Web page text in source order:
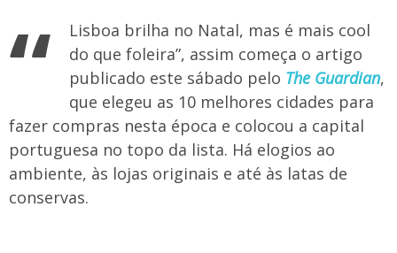
​“
Lisboa brilha no Natal, mas é mais cool
do que foleira”, assim começa o artigo
publicado este sábado pelo The Guardian,
que elegeu as 10 melhores cidades para
fazer compras nesta época e colocou a capital
portuguesa no topo da lista. Há elogios ao
ambiente, às lojas originais e até às latas de
conservas.